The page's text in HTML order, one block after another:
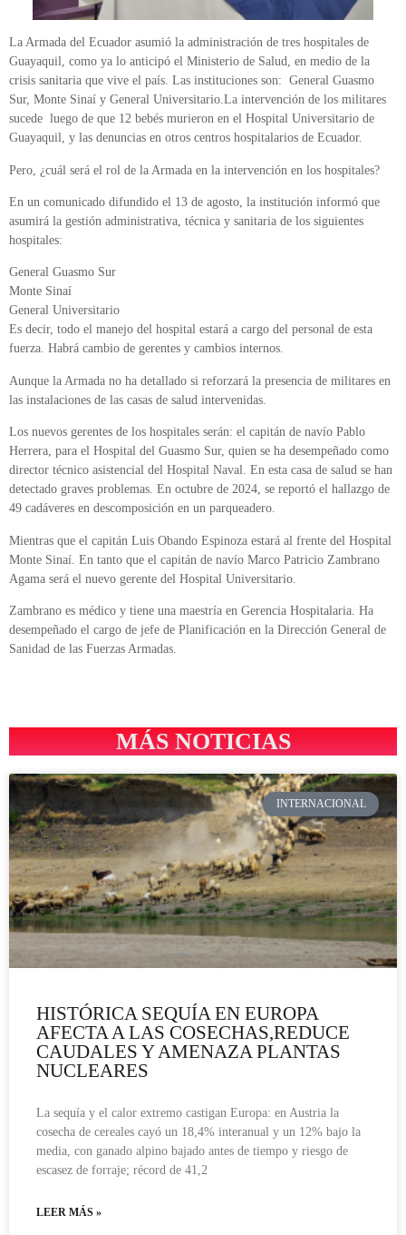
La Armada del Ecuador asumió la administración de tres hospitales de
Guayaquil, como ya lo anticipó el Ministerio de Salud, en medio de la
crisis sanitaria que vive el país. Las instituciones son: General Guasmo
Sur, Monte Sinaí y General Universitario.La intervención de los militares
sucede luego de que 12 bebés murieron en el Hospital Universitario de
Guayaquil, y las denuncias en otros centros hospitalarios de Ecuador.
Pero, ¿cuál será el rol de la Armada en la intervención en los hospitales?
En un comunicado difundido el 13 de agosto, la institución informó que
asumirá la gestión administrativa, técnica y sanitaria de los siguientes
hospitales:
General Guasmo Sur
Monte Sinaí
General Universitario
Es decir, todo el manejo del hospital estará a cargo del personal de esta
fuerza. Habrá cambio de gerentes y cambios internos.
Aunque la Armada no ha detallado si reforzará la presencia de militares en
las instalaciones de las casas de salud intervenidas.
Los nuevos gerentes de los hospitales serán: el capitán de navío Pablo
Herrera, para el Hospital del Guasmo Sur, quien se ha desempeñado como
director técnico asistencial del Hospital Naval. En esta casa de salud se han
detectado graves problemas. En octubre de 2024, se reportó el hallazgo de
49 cadáveres en descomposición en un parqueadero.
Mientras que el capitán Luis Obando Espinoza estará al frente del Hospital
Monte Sinaí. En tanto que el capitán de navío Marco Patricio Zambrano
Agama será el nuevo gerente del Hospital Universitario.
Zambrano es médico y tiene una maestría en Gerencia Hospitalaria. Ha
desempeñado el cargo de jefe de Planificación en la Dirección General de
Sanidad de las Fuerzas Armadas.
MÁS NOTICIAS
INTERNACIONAL
HISTÓRICA SEQUÍA EN EUROPA
AFECTA A LAS COSECHAS,REDUCE
CAUDALES Y AMENAZA PLANTAS
NUCLEARES
La sequía y el calor extremo castigan Europa: en Austria la
cosecha de cereales cayó un 18,4% interanual y un 12% bajo la
media, con ganado alpino bajado antes de tiempo y riesgo de
escasez de forraje; récord de 41,2
LEER MÁS »